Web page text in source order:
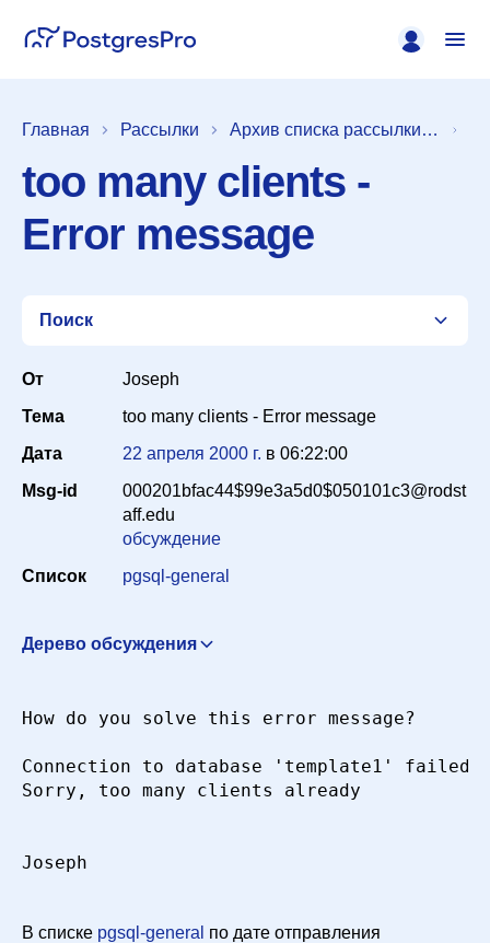
Главная Рассылки Архив списка рассылки [pgsql-general]
too many clients -
Error message
Поиск
Период
Сортировка
От
Joseph
Тема
too many clients - Error message
Дата
22 апреля 2000 г. в 06:22:00
Msg-id
000201bfac44$99e3a5d0$050101c3@rodst
aff.edu
обсуждение
Список
pgsql-general
Дерево обсуждения
Re: too many clients - Error message
Charles Tassell
<ctassell@isn.net>
22 апреля 2000 г. в 15:49:59
How do you solve this error message?
Connection to database 'template1' failed.
Sorry, too many clients already
Joseph
В списке pgsql-general по дате отправления